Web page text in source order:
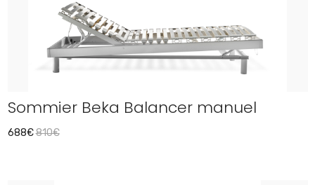
Sommier Beka Balancer manuel
688€810€